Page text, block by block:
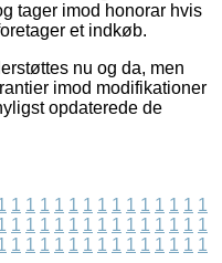
tager imod honorar hvis
et indkøb.
nu og da, men
imod modifikationer
opdaterede de
1 1 1 1 1 1 1 1 1 1 1 1 1 1
1 1 1 1 1 1 1 1 1 1 1 1 1 1
1 1 1 1 1 1 1 1 1 1 1 1 1 1